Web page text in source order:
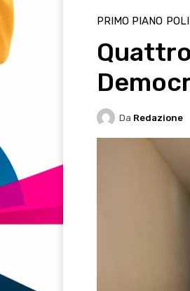
PRIMO PIANO
Da Redazione